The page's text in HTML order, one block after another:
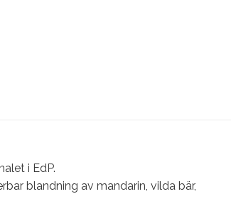
i EdP.
blandning av mandarin, vilda bär,